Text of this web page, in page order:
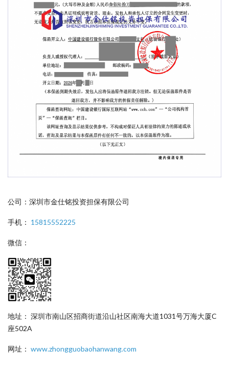
公司：深圳市金仕铭投资担保有限公司
手机： 15815552225
微信：
地址： 深圳市南山区招商街道沿山社区南海大道1031号万海大厦C
座502A
网址： www.zhongguobaohanwang.com